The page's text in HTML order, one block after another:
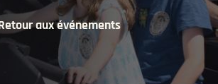
aux événements